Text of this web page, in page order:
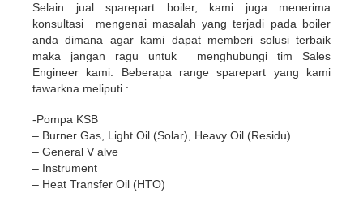
Selain jual sparepart boiler, kami juga menerima
konsultasi mengenai masalah yang terjadi pada boiler
anda dimana agar kami dapat memberi solusi terbaik
maka jangan ragu untuk menghubungi tim Sales
Engineer kami. Beberapa range sparepart yang kami
tawarkna meliputi :
-Pompa KSB
– Burner Gas, Light Oil (Solar), Heavy Oil (Residu)
– General V alve
– Instrument
– Heat Transfer Oil (HTO)